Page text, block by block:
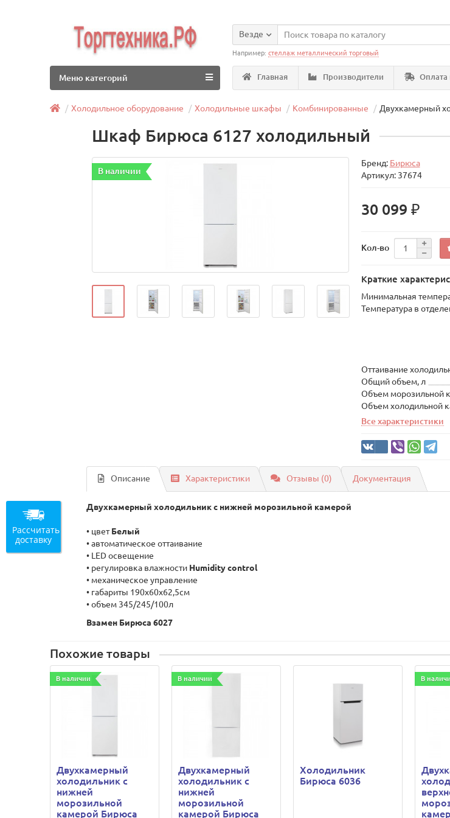
Везде
Например:стеллаж металлический торговый
Главная Производители Оплата
Меню категорий
Холодильное оборудование Холодильные шкафы Комбинированные Двухкамерный
Шкаф Бирюса 6127 холодильный
В наличии
Бренд: Бирюса
Артикул: 37674
30 099 ₽
Кол-во
Краткие
Минимальная
Температура в
Оттаивание
Общий объем, л
Объем морозильной
Объем холодильной
Все характеристики
Описание Характеристики Отзывы (0) Документация
Двухкамерный холодильник с нижней морозильной камерой
• цветБелый
• автоматическое оттаивание
• LED освещение
• регулировка влажности Humidity control
• механическое управление
• габариты 190х60х62,5см
• объем 345/245/100л
Взамен Бирюса 6027
Похожие товары
В наличии
Двухкамерный
холодильник с
нижней
морозильной
камерой Бирюса
В наличии
Двухкамерный
холодильник с
нижней
морозильной
камерой Бирюса
Холодильник
Бирюса 6036
В
Рассчитать
доставку